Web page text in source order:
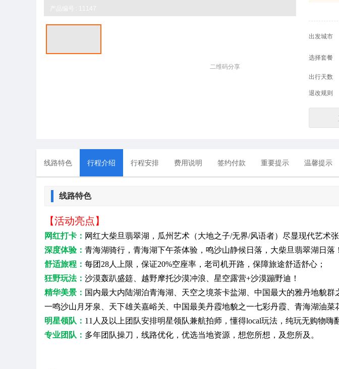
产品编号 : 11147
二维码分享
出发城市
选择套餐
出行天数
退改规则
线路特色 行程介绍 行程安排 费用说明 签约付款 重要提示 温馨提示
线路特色
【活动亮点 】
网红打卡： 网红大柴旦翡翠湖，瓜州艺术（大地之子/无界/风语者）尽显现代艺术张
深度体验： 青海湖骑行，青海湖下午茶体验，鸣沙山静候日落，大柴旦翡翠湖日落
舒适旅程： 每团28人上限，保证20%空座率，老司机开路，保障旅途舒适舒心；
狂野玩法： 沙漠轰趴盛筵、越野摩托沙漠冲浪、星空露营+沙漠蹦野迪！
精华美景： 国内最大内陆湖泊青海湖、天空之境茶卡盐湖、中国最大的雅丹地貌
一鸣沙山月牙泉、天下雄关嘉峪关、中国最美丹霞地貌之一七彩丹霞、青海湖油菜
明星领队： 11人及以上团队安排明星领队兼航拍师，懂得local玩法，纯玩无购物嗨
专业团队： 多年团队操刀，线路优化，优选当地资源，想您所想，及您所及。